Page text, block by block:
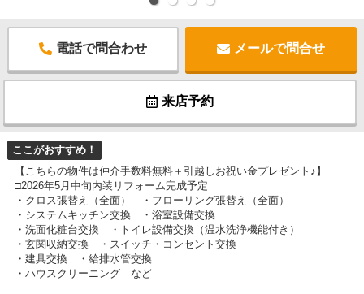
電話で問合わせ メールで問合せ
来店予約
ここがおすすめ！
【こちらの物件は仲介手数料無料＋引越しお祝い金プレゼント♪】
□2026年5月中旬内装リフォーム完成予定
・クロス張替え（全面） ・フローリング張替え（全面）
・システムキッチン交換 ・浴室設備交換
・洗面化粧台交換 ・トイレ設備交換（温水洗浄機能付き）
・玄関収納交換 ・スイッチ・コンセント交換
・建具交換 ・給排水管交換
・ハウスクリーニング など